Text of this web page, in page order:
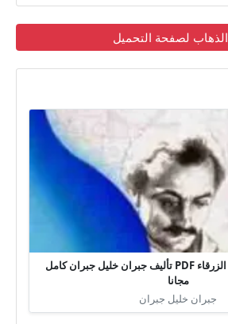
الذهاب لصفحة التحميل
تحميل كتاب الشعلة الزرقاء PDF تأليف جبران خليل جبران كامل
مجانا
جبران خليل جبران